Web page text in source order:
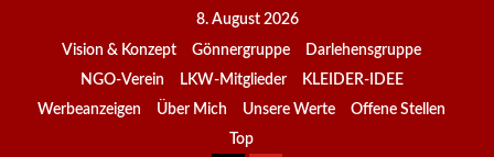
8. August 2026
Vision & Konzept
Gönnergruppe
Darlehensgruppe
NGO-Verein
LKW-Mitglieder
KLEIDER-IDEE
Werbeanzeigen
Über Mich Unsere Werte
Offene Stellen
Top